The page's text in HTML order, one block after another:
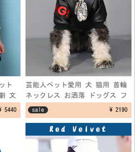
ト
文
祭演
5440
芸能人ペット愛用 犬 猫用 首輪
ネックレス お洒落 ドッグス フ
ェザーネックレス アクセサリー
sale ¥ 2190